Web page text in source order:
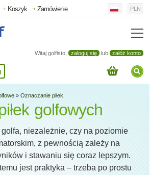
Witaj golfisto, zaloguj się lub załóż konto
Koszyk Zamówienie PLN
» Oznaczanie piłek
golfowych
niezależnie, czy na poziomie
z pewnością zależy na
i stawaniu się coraz lepszym.
jest praktyka – trzeba po prostu